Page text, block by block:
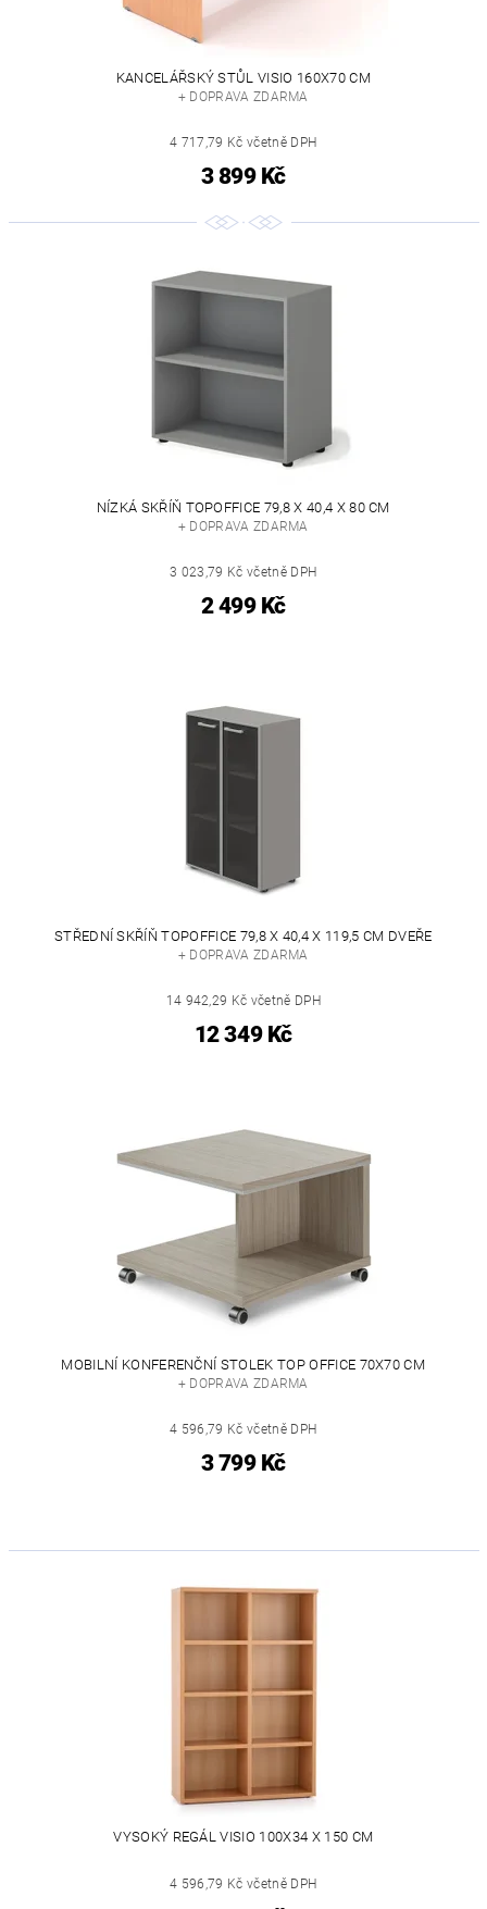
KANCELÁŘSKÝ STŮL VISIO 160X70 CM
+ DOPRAVA ZDARMA
4 717,79 Kč včetně DPH
3 899 Kč
NÍZKÁ SKŘÍŇ TOPOFFICE 79,8 X 40,4 X 80 CM
+ DOPRAVA ZDARMA
3 023,79 Kč včetně DPH
2 499 Kč
STŘEDNÍ SKŘÍŇ TOPOFFICE 79,8 X 40,4 X 119,5 CM DVEŘE
+ DOPRAVA ZDARMA
14 942,29 Kč včetně DPH
12 349 Kč
MOBILNÍ KONFERENČNÍ STOLEK TOP OFFICE 70X70 CM
+ DOPRAVA ZDARMA
4 596,79 Kč včetně DPH
3 799 Kč
VYSOKÝ REGÁL VISIO 100X34 X 150 CM
4 596,79 Kč včetně DPH